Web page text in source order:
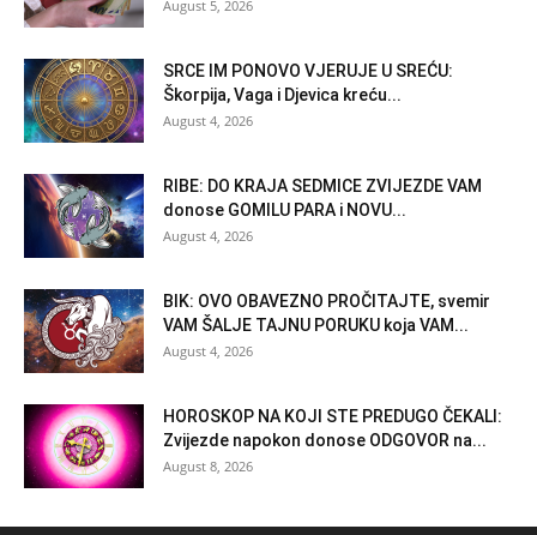
August 5, 2026
SRCE IM PONOVO VJERUJE U SREĆU:
Škorpija, Vaga i Djevica kreću...
August 4, 2026
RIBE: DO KRAJA SEDMICE ZVIJEZDE VAM
donose GOMILU PARA i NOVU...
August 4, 2026
BIK: OVO OBAVEZNO PROČITAJTE, svemir
VAM ŠALJE TAJNU PORUKU koja VAM...
August 4, 2026
HOROSKOP NA KOJI STE PREDUGO ČEKALI:
Zvijezde napokon donose ODGOVOR na...
August 8, 2026